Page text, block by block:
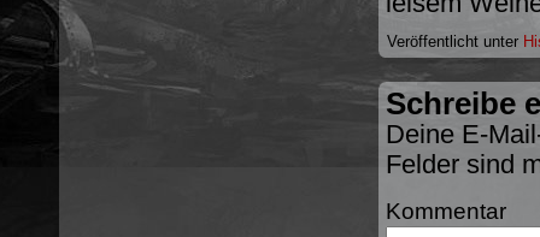
Veröffentlicht unter
Schreibe
Deine E-
Felder sind
Kommentar